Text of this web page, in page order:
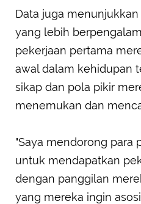
Data juga
yang lebih
pekerjaan pertama
awal dalam kehidupan
sikap dan pola pikir
menemukan dan
"Saya mendorong para
untuk mendapatkan
dengan panggilan
yang mereka ingin